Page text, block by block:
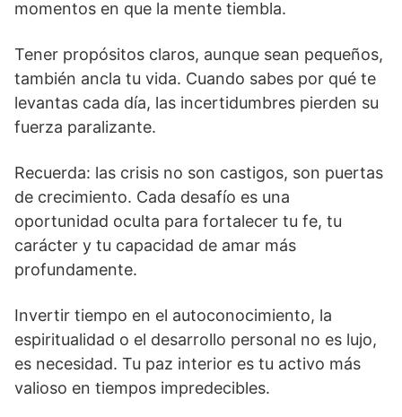
momentos en que la mente tiembla.
Tener propósitos claros, aunque sean pequeños,
también ancla tu vida. Cuando sabes por qué te
levantas cada día, las incertidumbres pierden su
fuerza paralizante.
Recuerda: las crisis no son castigos, son puertas
de crecimiento. Cada desafío es una
oportunidad oculta para fortalecer tu fe, tu
carácter y tu capacidad de amar más
profundamente.
Invertir tiempo en el autoconocimiento, la
espiritualidad o el desarrollo personal no es lujo,
es necesidad. Tu paz interior es tu activo más
valioso en tiempos impredecibles.